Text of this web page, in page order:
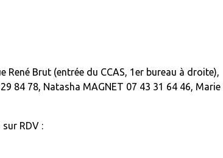
René Brut (entrée du CCAS, 1er bureau à droite),
84 78, Natasha MAGNET 07 43 31 64 46, Marie
RDV :